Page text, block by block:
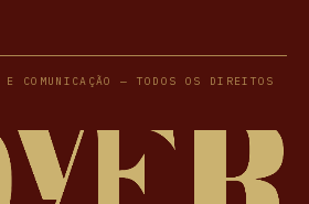
COMUNICAÇÃO — TODOS OS DIREITOS